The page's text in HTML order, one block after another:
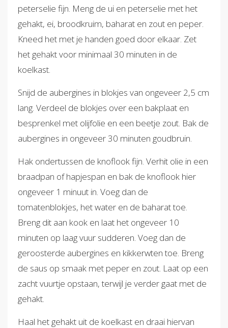
peterselie fijn. Meng de ui en peterselie met het
gehakt, ei, broodkruim, baharat en zout en peper.
Kneed het met je handen goed door elkaar. Zet
het gehakt voor minimaal 30 minuten in de
koelkast.
Snijd de aubergines in blokjes van ongeveer 2,5 cm
lang. Verdeel de blokjes over een bakplaat en
besprenkel met olijfolie en een beetje zout. Bak de
aubergines in ongeveer 30 minuten goudbruin.
Hak ondertussen de knoflook fijn. Verhit olie in een
braadpan of hapjespan en bak de knoflook hier
ongeveer 1 minuut in. Voeg dan de
tomatenblokjes, het water en de baharat toe.
Breng dit aan kook en laat het ongeveer 10
minuten op laag vuur sudderen. Voeg dan de
geroosterde aubergines en kikkerwten toe. Breng
de saus op smaak met peper en zout. Laat op een
zacht vuurtje opstaan, terwijl je verder gaat met de
gehakt.
Haal het gehakt uit de koelkast en draai hiervan